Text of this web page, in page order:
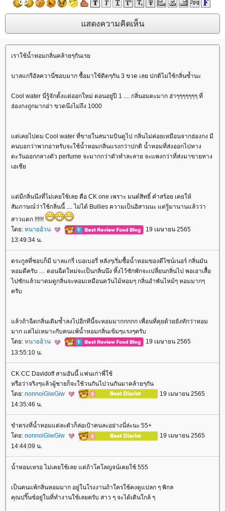
เราใช้น้ำหอมกลิ่นคล้ายๆกันเร
บาลแกรีอัลควานี่ชอบมาก ซื้อมาใช้ติดๆกัน 3 ขวด เลย ปกติไม่ใช้กลิ่นซ้ำนะ
Cool water นี่รู้จักตั้งแต่ออกใหม่ ตอนอยู่ปี 1 .... กลิ่นอมตะมาก ฮ่าๆๆๆๆๆๆๆ ที่
ฮ่องกงถูกมากอ่า ขวดนึงไม่ถึง 1000
ต่เคยไปดม Cool water ที่ขายในสนามบินดูไป กลิ่นไม่ค่อยเหมือนจากฮ่องกง มี
คนบอกว่าพวกอาหรับจะใช้น้ำหอมกลิ่นแรงกว่าปกติ น้ำหอมที่ส่งออกไปทาง
ตะวันออกกลางตัว perfume จะมากกว่าตัวทำละลาย จะแพงกว่าที่ส่งมาขายทาง
เอเชี
ต่มีกลิ่นนึงที่ไม่เคยใช้เลย คือ CK one เพราะ มนต์สิทธิ์ คำสร้อย เคยให้
สัมภาษณ์ว่าใช้กลิ่นนี้ .... ไม่ได้ Bullies ความเป็นอิสานนะ แต่รู้มานานแล้วว่า
สาวแตก !!!!!!
ดย: ทนายอ้วน
19 เมษายน 2565
13:49:34 น.
ตระกูลที่ชอบก็มี บาลแกรี่ เบอเบอรี่ หลังๆเริ่มซื้อน้ำหอมของดีไซน์เนอร์ กลิ่นมัน
หอมดีครับ .... ตอนฉีดใหม่จะเป็นกลิ่นนึง ทิ้งไว้ซักพักจะเปลี่ยนกลิ่นไป พอเอาเสื้อ
ไปซักแล้วมาดมดูกลิ่นจะหอมเหมือนควันไม้หอมๆ กลิ่นอำพันไหม้ๆ หอมมากๆ
ครับ
ล้วถ้าฉีดกลิ่นเดิมซ้ำลงไปอีกทีนี้จะหอมมากกกกก เพื่อนที่คุยด้วยยังทักว่าหอม
มาก แต่ไม่เหมาะกับคนแพ้น้ำหอมกลิ่นเข้มๆแรงๆครับ
ดย: ทนายอ้วน
19 เมษายน 2565
13:55:10 น.
CK CC Davidoff สามอันนี้ แฟนเก่าพี่ใช้
หรือว่าจริงๆแล้วผู้ชายก็จะใช้วนกันไปวนกันมาคล้ายๆกัน
ดย: nonnoiGiwGiw
19 เมษายน 2565
14:35:46 น.
ขำตรงที่น้ำหอมแต่ละตัวก็ล่อเป้าคนละอย่างนี่ล่ะนะ 55+
ดย: nonnoiGiwGiw
19 เมษายน 2565
14:44:09 น.
น้ำหอมเหรอ ไม่เคยใช้เลย แต่ถ้าโคโลญจน์เคยใช้ 555
เป็นคนแพ้กลิ่นหอมมาก อยู่ในโรงงานถ้าใครใช้คงดูแปลก ๆ พิกล
คุณปริ๊นซ์อยู่ในที่ทำงานใช้เลยครับ สาว ๆ จะได้เดินใกล้ ๆ